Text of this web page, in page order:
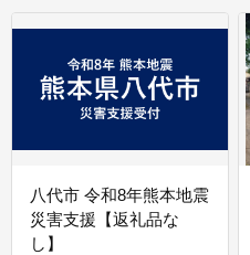
八代市 令和8年熊本地震
災害支援【返礼品な
し】